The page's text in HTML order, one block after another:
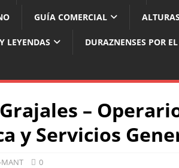
GUÍA COMERCIAL
LEYENDAS DURAZNENSES POR
–
y Servicios
MANT 0